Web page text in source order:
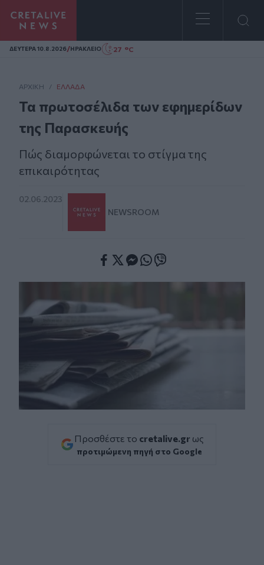
Homepage
ΔΕΥΤΕΡΑ 10.8.2026/ΗΡΑΚΛΕΙΟ 27 °C
ΑΡΧΙΚΗ / ΕΛΛΆΔΑ
Τα πρωτοσέλιδα των εφημερίδων
της Παρασκευής
Πώς διαμορφώνεται το στίγμα της
επικαιρότητας
02.06.2023
NEWSROOM
Προσθέστε το cretalive.gr ως
προτιμώμενη πηγή στο Google